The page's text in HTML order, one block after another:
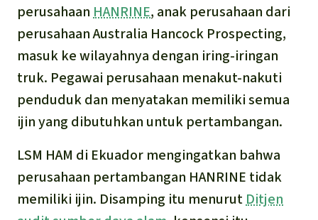
perusahaan HANRINE, anak perusahaan dari
perusahaan Australia Hancock Prospecting,
masuk ke wilayahnya dengan iring-iringan
truk. Pegawai perusahaan menakut-nakuti
penduduk dan menyatakan memiliki semua
ijin yang dibutuhkan untuk pertambangan.
LSM HAM di Ekuador mengingatkan bahwa
perusahaan pertambangan HANRINE tidak
memiliki ijin. Disamping itu menurut Ditjen